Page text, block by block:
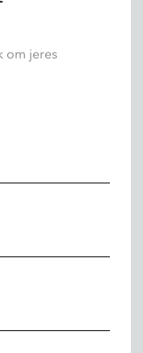
om jeres